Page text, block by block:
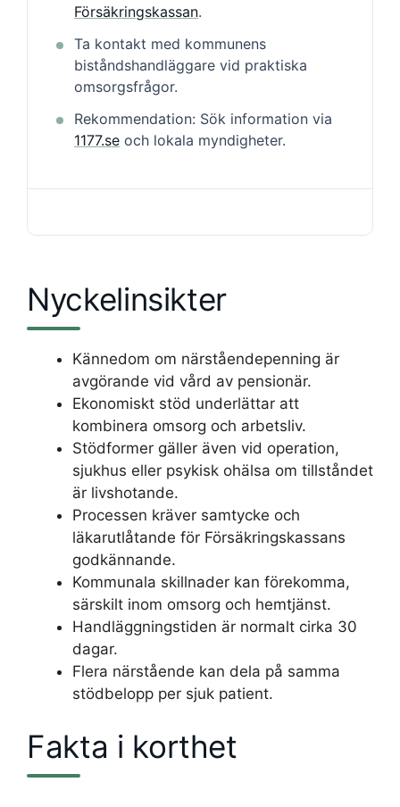
Försäkringskassan.
Ta kontakt med kommunens
biståndshandläggare vid praktiska
omsorgsfrågor.
Rekommendation: Sök information via
1177.se och lokala myndigheter.
Nyckelinsikter
Kännedom om närståendepenning är
avgörande vid vård av pensionär.
Ekonomiskt stöd underlättar att
kombinera omsorg och arbetsliv.
Stödformer gäller även vid operation,
sjukhus eller psykisk ohälsa om tillståndet
är livshotande.
Processen kräver samtycke och
läkarutlåtande för Försäkringskassans
godkännande.
Kommunala skillnader kan förekomma,
särskilt inom omsorg och hemtjänst.
Handläggningstiden är normalt cirka 30
dagar.
Flera närstående kan dela på samma
stödbelopp per sjuk patient.
Fakta i korthet